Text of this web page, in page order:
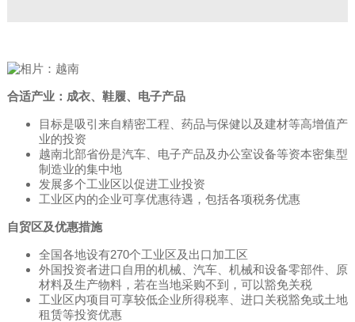
合适产业：成衣、鞋履、电子产品
目标是吸引来自精密工程、药品与保健以及建材等高增值产
业的投资
越南北部省份是汽车、电子产品及办公室设备等资本密集型
制造业的集中地
发展多个工业区以促进工业投资
工业区内的企业可享优惠待遇，包括各项税务优惠
自贸区及优惠措施
全国各地设有270个工业区及出口加工区
外国投资者进口自用的机械、汽车、机械和设备零部件、原
材料及生产物料，若在当地采购不到，可以豁免关税
工业区内项目可享较低企业所得税率、进口关税豁免或土地
租赁等投资优惠